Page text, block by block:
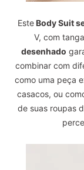
EsteBody Suit
V, com
desenhado
combinar com
como uma peça
casacos, ou
de suas roupas